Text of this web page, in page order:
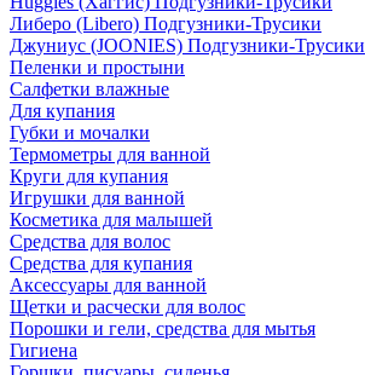
Либеро (Libero) Подгузники-Трусики
Джуниус (JOONIES) Подгузники-Трусики
Пеленки и простыни
Салфетки влажные
Для купания
Губки и мочалки
Термометры для ванной
Круги для купания
Игрушки для ванной
Косметика для малышей
Средства для волос
Средства для купания
Аксессуары для ванной
Щетки и расчески для волос
Порошки и гели, средства для мытья
Гигиена